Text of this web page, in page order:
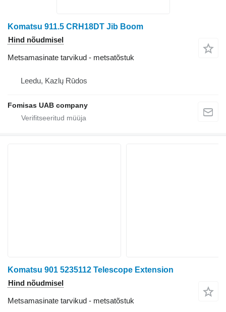
Komatsu 911.5 CRH18DT Jib Boom
Hind nõudmisel
Metsamasinate tarvikud - metsatõstuk
Leedu, Kazlų Rūdos
Fomisas UAB company
Komatsu 901 5235112 Telescope Extension
Hind nõudmisel
Metsamasinate tarvikud - metsatõstuk